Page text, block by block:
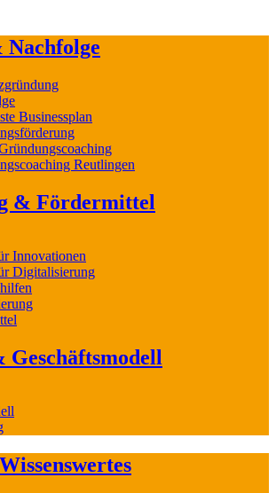
Businessplan
Reutlingen
& Fördermittel
Innovationen
Digitalisierung